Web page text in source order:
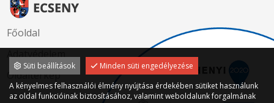
Főoldal
Adatvédelem
Oldaltérkép
Süti beállítások
Minden süti engedélyezése
A kényelmes felhasználói élmény nyújtása érdekében sütiket használunk
az oldal funkcióinak biztosításához, valamint weboldalunk forgalmának